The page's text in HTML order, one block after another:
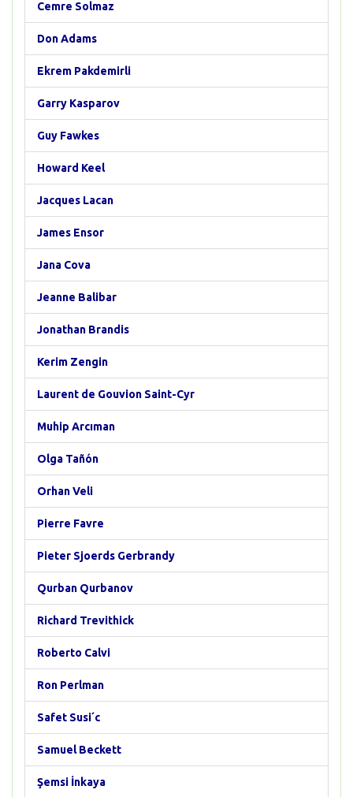
Cemre Solmaz
Don Adams
Ekrem Pakdemirli
Garry Kasparov
Guy Fawkes
Howard Keel
Jacques Lacan
James Ensor
Jana Cova
Jeanne Balibar
Jonathan Brandis
Kerim Zengin
Laurent de Gouvion Saint-Cyr
Muhip Arcıman
Olga Tañón
Orhan Veli
Pierre Favre
Pieter Sjoerds Gerbrandy
Qurban Qurbanov
Richard Trevithick
Roberto Calvi
Ron Perlman
Safet Susi´c
Samuel Beckett
Şemsi İnkaya